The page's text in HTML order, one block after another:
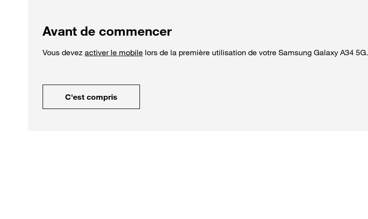
Avant de commencer
Vous devez activer le mobile lors de la première utilisation de votre Samsung Galaxy A34 5G.
C'est compris